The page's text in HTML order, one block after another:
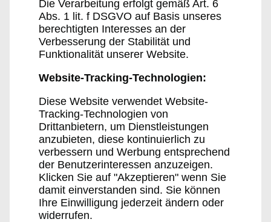
Die Verarbeitung erfolgt gemäß Art. 6
Abs. 1 lit. f DSGVO auf Basis unseres
berechtigten Interesses an der
Verbesserung der Stabilität und
Funktionalität unserer Website.
Website-Tracking-Technologien:
Diese Website verwendet Website-
Tracking-Technologien von
Drittanbietern, um Dienstleistungen
anzubieten, diese kontinuierlich zu
verbessern und Werbung entsprechend
der Benutzerinteressen anzuzeigen.
Klicken Sie auf "Akzeptieren" wenn Sie
damit einverstanden sind. Sie können
Ihre Einwilligung jederzeit ändern oder
widerrufen.